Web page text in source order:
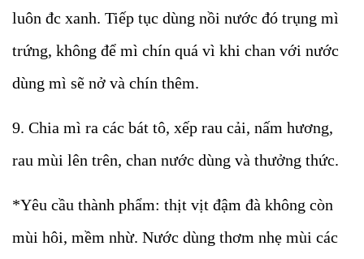
luôn đc xanh. Tiếp tục dùng nồi nước đó trụng mì
trứng, không để mì chín quá vì khi chan với nước
dùng mì sẽ nở và chín thêm.
9. Chia mì ra các bát tô, xếp rau cải, nấm hương,
rau mùi lên trên, chan nước dùng và thưởng thức.
*Yêu cầu thành phẩm: thịt vịt đậm đà không còn
mùi hôi, mềm nhừ. Nước dùng thơm nhẹ mùi các